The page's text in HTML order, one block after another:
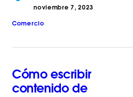
noviembre 7, 2023
Comercio
Cómo escribir
contenido de